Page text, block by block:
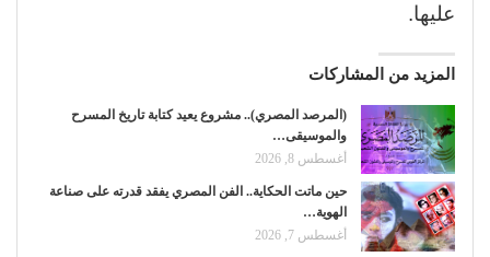
عليها.
المزيد من المشاركات
(المرصد المصري).. مشروع يعيد كتابة تاريخ المسرح
والموسيقى…
أغسطس 8, 2026
حين ماتت الحكاية.. الفن المصري يفقد قدرته على صناعة
الهوية…
أغسطس 7, 2026